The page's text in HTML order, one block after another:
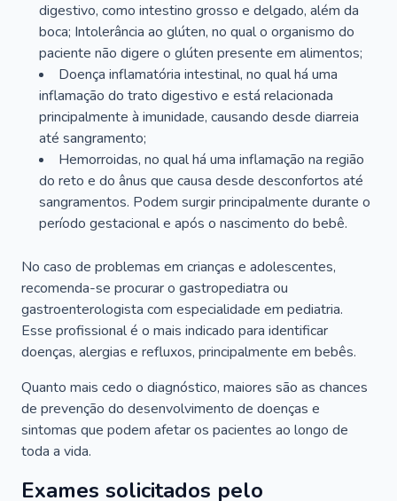
digestivo, como intestino grosso e delgado, além da
boca; Intolerância ao glúten, no qual o organismo do
paciente não digere o glúten presente em alimentos;
Doença inflamatória intestinal, no qual há uma
inflamação do trato digestivo e está relacionada
principalmente à imunidade, causando desde diarreia
até sangramento;
Hemorroidas, no qual há uma inflamação na região
do reto e do ânus que causa desde desconfortos até
sangramentos. Podem surgir principalmente durante o
período gestacional e após o nascimento do bebê.
No caso de problemas em crianças e adolescentes,
recomenda-se procurar o gastropediatra ou
gastroenterologista com especialidade em pediatria.
Esse profissional é o mais indicado para identificar
doenças, alergias e refluxos, principalmente em bebês.
Quanto mais cedo o diagnóstico, maiores são as chances
de prevenção do desenvolvimento de doenças e
sintomas que podem afetar os pacientes ao longo de
toda a vida.
Exames solicitados pelo